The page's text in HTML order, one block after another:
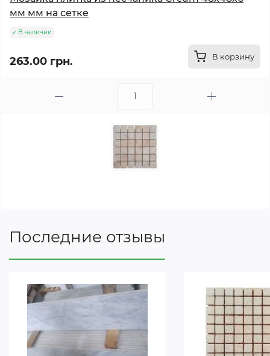
мм мм на сетке
В наличии
263.00 грн. В корзину
Последние отзывы